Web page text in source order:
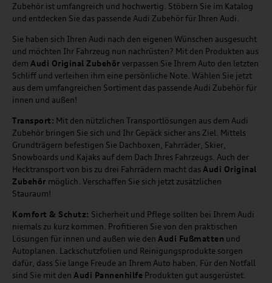
Zubehör ist umfangreich und hochwertig. Stöbern Sie im Katalog
und entdecken Sie das passende Audi Zubehör für Ihren Audi.
Sie haben sich Ihren Audi nach den eigenen Wünschen ausgesucht
und möchten Ihr Fahrzeug nun nachrüsten? Mit den Produkten aus
dem Audi Original Zubehör verpassen Sie Ihrem Auto den letzten
Schliff und verleihen ihm eine persönliche Note. Wählen Sie jetzt
aus dem umfangreichen Sortiment das passende Audi Zubehör für
innen und außen!
Transport: Mit den nützlichen Transportlösungen aus dem Audi
Zubehör bringen Sie sich und Ihr Gepäck sicher ans Ziel. Mittels
Grundträgern befestigen Sie Dachboxen, Fahrräder, Skier,
Snowboards und Kajaks auf dem Dach Ihres Fahrzeugs. Auch der
Hecktransport von bis zu drei Fahrrädern macht das Audi Original
Zubehör möglich. Verschaffen Sie sich jetzt zusätzlichen
Stauraum!
Komfort & Schutz: Sicherheit und Pflege sollten bei Ihrem Audi
niemals zu kurz kommen. Profitieren Sie von den praktischen
Lösungen für innen und außen wie den Audi Fußmatten und
Autoplanen. Lackschutzfolien und Reinigungsprodukte sorgen
dafür, dass Sie lange Freude an Ihrem Auto haben. Für den Notfall
sind Sie mit den Audi Pannenhilfe Produkten gut ausgerüstet.